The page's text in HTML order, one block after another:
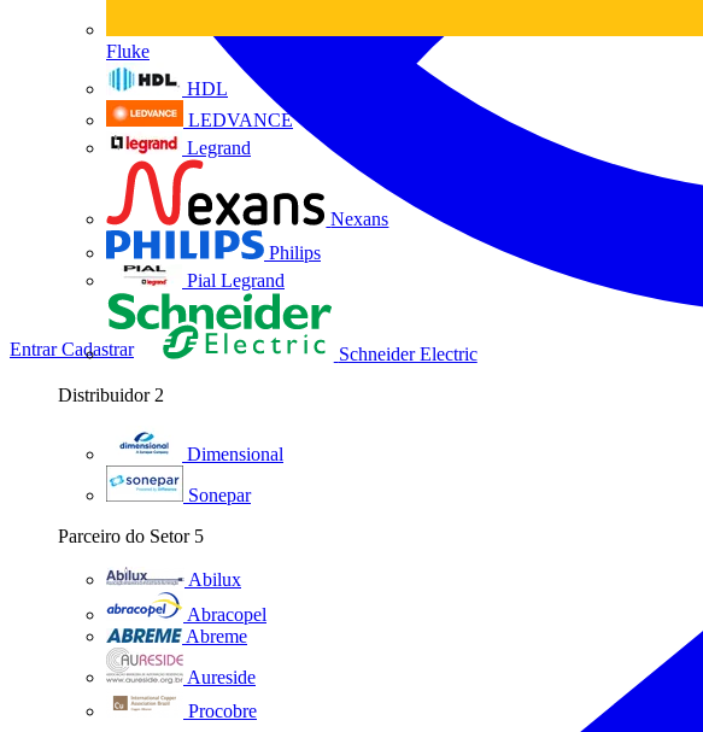
Fluke
HDL
LEDVANCE
Legrand
Nexans
Philips
Pial Legrand
Schneider Electric
Distribuidor 2
Dimensional
Sonepar
Parceiro do Setor 5
Abilux
Abracopel
Abreme
Aureside
Procobre
EntrarCadastrar